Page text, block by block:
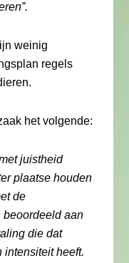
weinig
regels
het volgende:
juistheid
plaatse houden
de
beoordeeld aan
die dat
intensiteit heeft.